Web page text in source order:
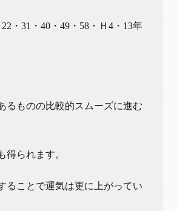
・31・40・49・58・Ｈ4・13年
るものの比較的スムーズに進む
得られます。
ることで運気は更に上がってい